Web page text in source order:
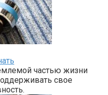
частью жизни
свое